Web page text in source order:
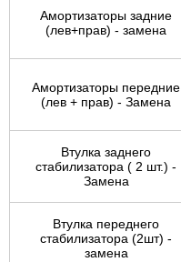
Амортизаторы задние
(лев+прав) - замена
Амортизаторы передние
(лев + прав) - Замена
Втулка заднего
стабилизатора ( 2 шт.) -
Замена
Втулка переднего
стабилизатора (2шт) -
замена